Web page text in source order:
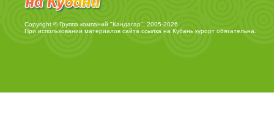
Copyright © Группа компаний "Кандагар", 2005-2026
При использовании материалов сайта ссылка на Кубань курортобязательна.